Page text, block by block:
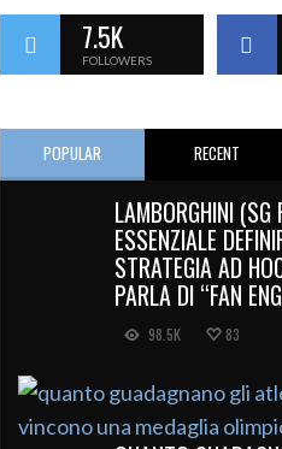
7.5K
FOLLOWERS
POPULAR RECENT
LAMBORGHINI (SG
ESSENZIALE
STRATEGIA AD
PARLA DI “FAN
98.5K 83